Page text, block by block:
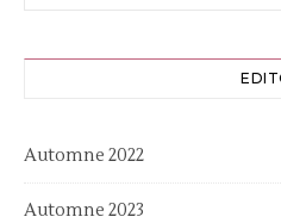
Automne 2022
Automne 2023